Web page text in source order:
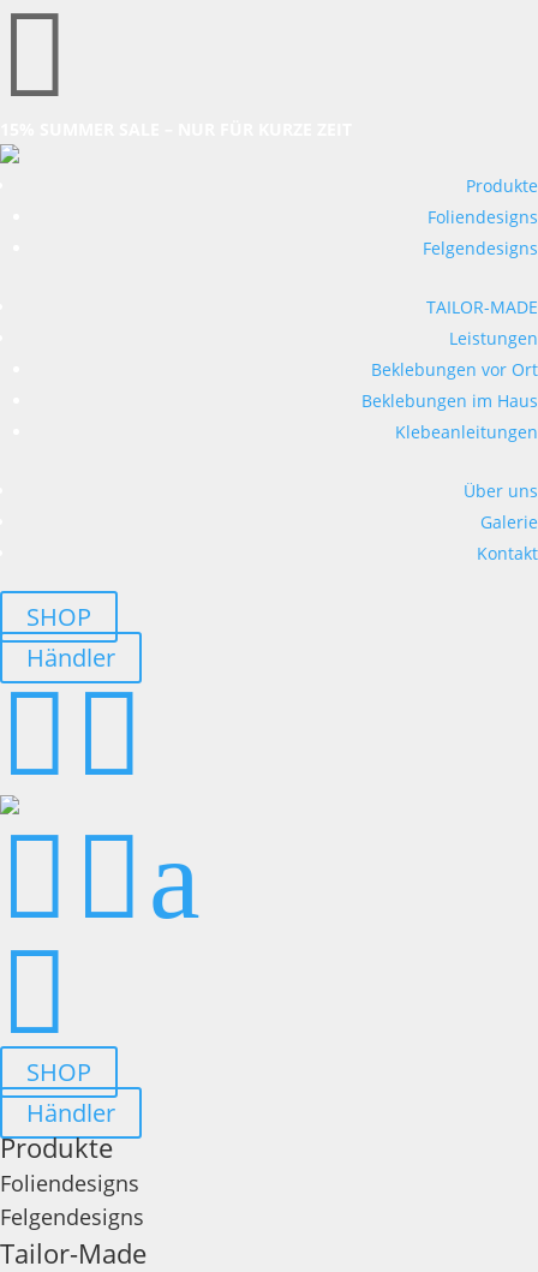

Produkte
Foliendesigns
Felgendesigns
TAILOR-MADE
Leistungen
Beklebungen vor Ort
Beklebungen im Haus
Klebeanleitungen
Über uns
Galerie
Kontakt
SHOP
Händler
 
 a

SHOP
Händler
Produkte
Foliendesigns
Felgendesigns
Tailor-Made